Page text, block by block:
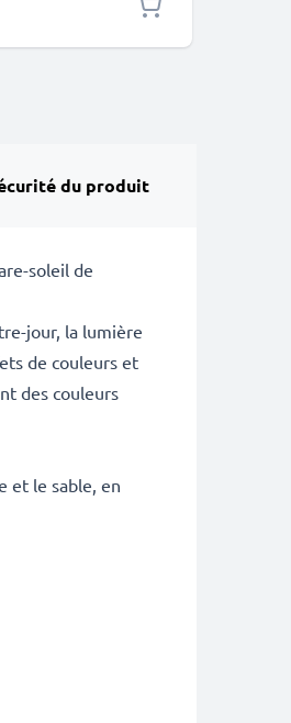
du produit
soleil de
jour, la lumière
de couleurs et
des couleurs
et le sable, en